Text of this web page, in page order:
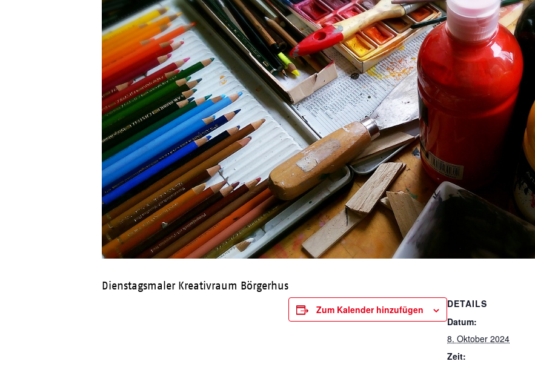
Dienstagsmaler Kreativraum Börgerhus
Zum Kalender hinzufügen
DETAILS
Datum:
8. Oktober 2024
Zeit: